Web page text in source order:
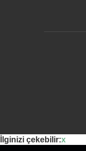
İlginizi çekebilir:x